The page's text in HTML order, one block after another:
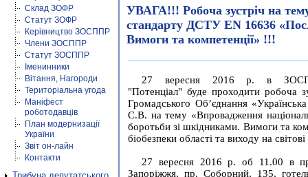
Склад ЗОФР
Статут ЗОФР
Керівництво ЗОСППР
Члени ЗОСППР
Статут ЗОСППР
Іменинники
Вітання, Нагороди
Територіальна угода
Маніфест
роботодавців
План модернизації
України
Звіт он-лайн
Контакти
УВАГА!!! Робоча зустріч на
стандарту ДСТУ EN 16636
Вимоги та компетенції» !!!
27 вересня 2016 р. в
"Потенціал" буде проходити робоча
Громадського Об’єднання
С.В. на тему «Впровадження
боротьби зі шкідниками. Вимоги та
біобезпеки області та виходу на
27 вересня 2016 р. об 11.00 в
Запоріжжя, пр. Соборний, 135,